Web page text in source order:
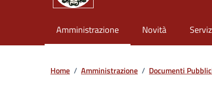
Amministrazione Novità
Home / Amministrazione / Documenti